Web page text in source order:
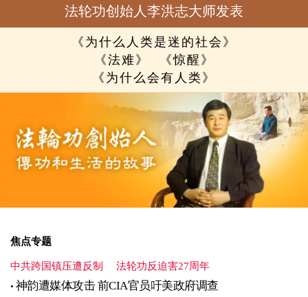
法轮功创始人李洪志大师发表
《为什么人类是迷的社会》
《法难》
《惊醒》
《为什么会有人类》
焦点专题
中共跨国镇压遭反制 法轮功反迫害27周年
神韵遭媒体攻击 前CIA官员吁美政府调查